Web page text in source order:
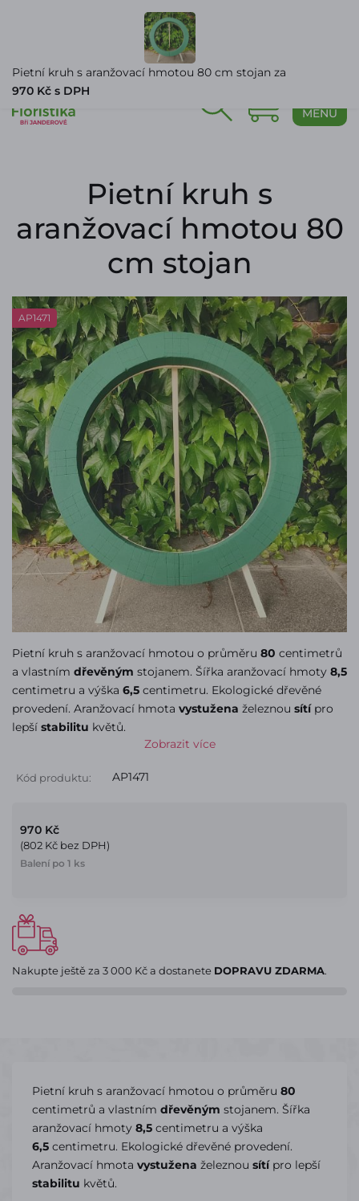
MENU
Pietní kruh s
aranžovací hmotou 80
cm stojan
AP1471
Pietní kruh s aranžovací hmotou o průměru 80 centimetrů
a vlastním dřevěným stojanem. Šířka aranžovací hmoty 8,5
centimetru a výška 6,5 centimetru. Ekologické dřevěné
provedení. Aranžovací hmota vystužena železnou sítípro
lepší stabilitu květů.
Zobrazit více
Kód produktu: AP1471
970 Kč
(802 Kč bez DPH)
Balení po 1 ks
Nakupte ještě za 3 000 Kča dostanete DOPRAVU ZDARMA.
Pietní kruh s aranžovací hmotou 80 cm stojan za
970 Kč s DPH
Pietní kruh s aranžovací hmotou o průměru 80
centimetrů a vlastním dřevěným stojanem. Šířka
aranžovací hmoty 8,5 centimetru a výška
6,5 centimetru. Ekologické dřevěné provedení.
Aranžovací hmota vystužena železnou sítípro lepší
stabilitu květů.